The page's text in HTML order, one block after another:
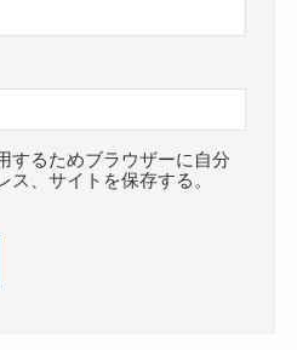
するためブラウザーに自分
ス、サイトを保存する。